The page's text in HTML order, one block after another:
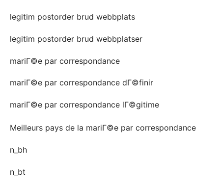
legitim postorder brud webbplats
legitim postorder brud webbplatser
mariГ©e par correspondance
mariГ©e par correspondance dГ©finir
mariГ©e par correspondance lГ©gitime
Meilleurs pays de la mariГ©e par correspondance
n_bh
n_bt